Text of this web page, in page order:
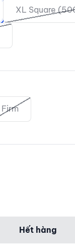
XL Square
Firm
Hết hàng